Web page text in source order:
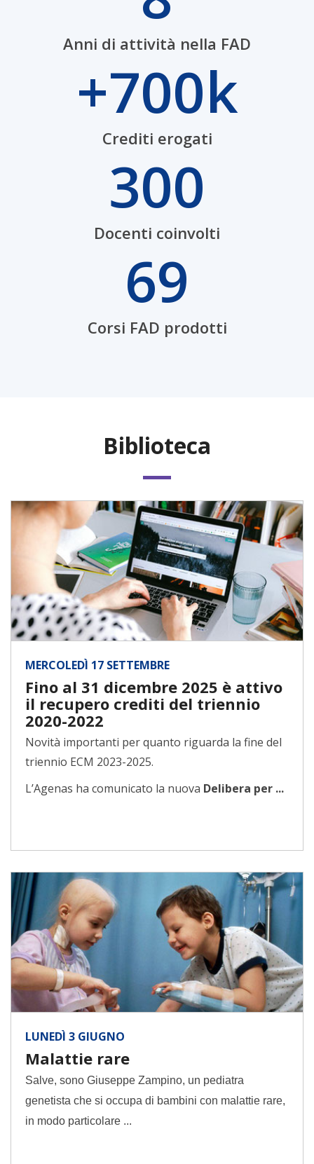
Anni di attività nella FAD
+700k
Crediti erogati
300
Docenti coinvolti
69
Corsi FAD prodotti
Biblioteca
MERCOLEDÌ 17 SETTEMBRE
Fino al 31 dicembre 2025 è attivo
il recupero crediti del triennio
2020-2022
Novità importanti per quanto riguarda la fine del
triennio ECM 2023-2025.
L’Agenas ha comunicato la nuova Delibera per ...
LUNEDÌ 3 GIUGNO
Malattie rare
Salve, sono Giuseppe Zampino, un pediatra
genetista che si occupa di bambini con malattie rare,
in modo particolare ...